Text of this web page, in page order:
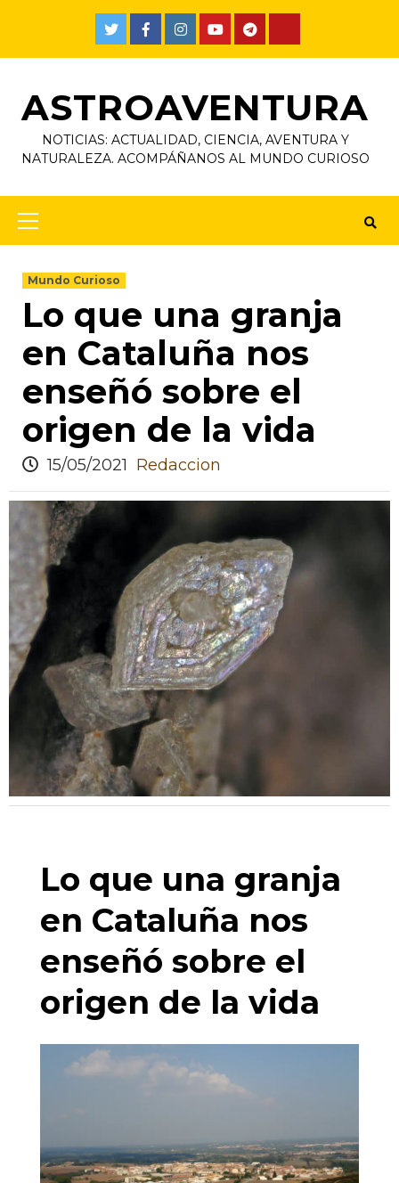
ASTROAVENTURA
NOTICIAS: ACTUALIDAD, CIENCIA, AVENTURA Y
NATURALEZA. ACOMPÁÑANOS AL MUNDO CURIOSO
Mundo Curioso
Lo que una granja
en Cataluña nos
enseñó sobre el
origen de la vida
15/05/2021 Redaccion
Lo que una granja
en Cataluña nos
enseñó sobre el
origen de la vida